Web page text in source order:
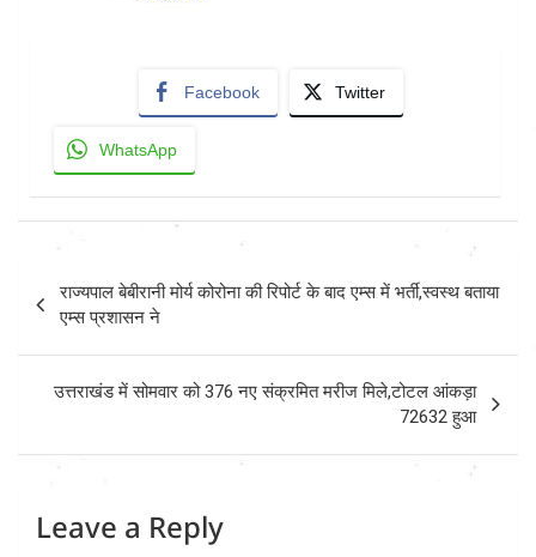
Facebook Twitter
WhatsApp
navigation
राज्यपाल बेबीरानी मोर्य कोरोना की रिपोर्ट के बाद एम्स में भर्ती,स्वस्थ बताया
एम्स प्रशासन ने
उत्तराखंड में सोमवार को 376 नए संक्रमित मरीज मिले,टोटल आंकड़ा
72632 हुआ
Leave a Reply